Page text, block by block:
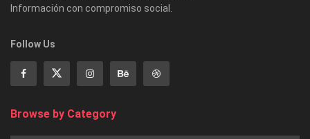
Información con compromiso social.
Follow Us
Browse by Category